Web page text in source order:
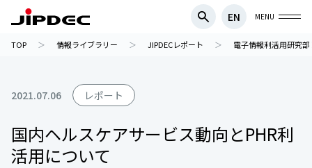
EN MENU
TOP 情報ライブラリー JIPDECレポート 電子情報利活用研究
2021.07.06 レポート
国内ヘルスケアサービス動向とPHR利
活用について